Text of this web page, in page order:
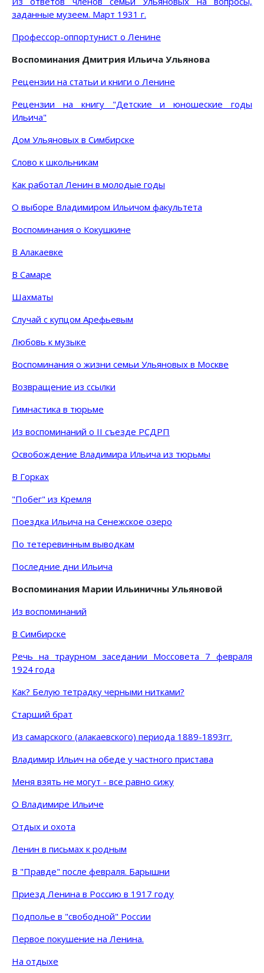
заданные музеем. Март 1931 г.
Профессор-оппортунист о Ленине
Воспоминания Дмитрия Ильича Ульянова
Рецензии на статьи и книги о Ленине
Рецензии на книгу "Детские и юношеские годы
Ильича"
Дом Ульяновых в Симбирске
Слово к школьникам
Как работал Ленин в молодые годы
О выборе Владимиром Ильичом факультета
Воспоминания о Кокушкине
В Алакаевке
В Самаре
Шахматы
Случай с купцом Арефьевым
Любовь к музыке
Воспоминания о жизни семьи Ульяновых в Москве
Возвращение из ссылки
Гимнастика в тюрьме
Из воспоминаний о II съезде РСДРП
Освобождение Владимира Ильича из тюрьмы
В Горках
"Побег" из Кремля
Поездка Ильича на Сенежское озеро
По тетеревинным выводкам
Последние дни Ильича
Воспоминания Марии Ильиничны Ульяновой
Из воспоминаний
В Симбирске
Речь на траурном заседании Моссовета 7 февраля
1924 года
Как? Белую тетрадку черными нитками?
Старший брат
Из самарского (алакаевского) периода 1889-1893гг.
Владимир Ильич на обеде у частного пристава
Меня взять не могут - все равно сижу
О Владимире Ильиче
Отдых и охота
Ленин в письмах к родным
В "Правде" после февраля. Барышни
Приезд Ленина в Россию в 1917 году
Подполье в "свободной" России
Первое покушение на Ленина.
На отдыхе